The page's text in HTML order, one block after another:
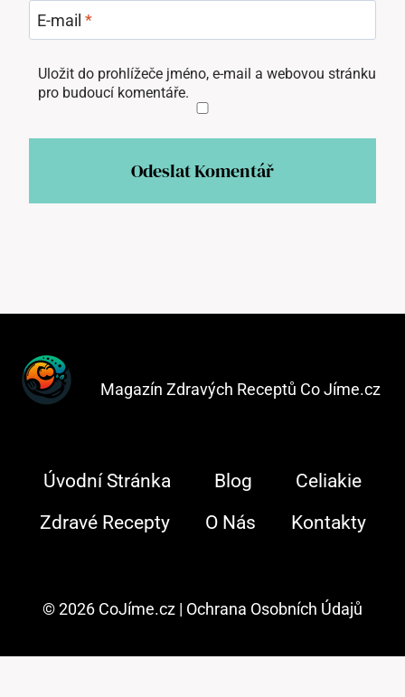
E-mail *
Uložit do prohlížeče jméno, e-mail a webovou stránku
pro budoucí komentáře.
Magazín Zdravých Receptů Co Jíme.cz
Úvodní Stránka Blog
Celiakie
Zdravé Recepty
O Nás Kontakty
© 2026 CoJíme.cz | Ochrana Osobních Údajů